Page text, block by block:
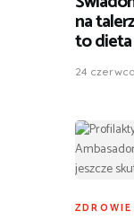
na
to dieta
24
ZDROWIE